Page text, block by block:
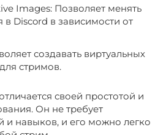
Images: Позволяет менять
Discord в зависимости от
создавать виртуальных
стримов.
своей простотой и
Он не требует
и навыков, и его можно легко